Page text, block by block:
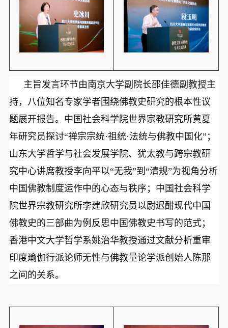
主旨发言环节由南京大学副院长邵佳德副教授主
持，八位知名专家学者围绕佛教史研究的根本性议
题展开报告。中国社会科学院世界宗教研究所黄夏
年研究员探讨“禅宗宗统·祖统·法统与佛教中国化”；
山东大学哲学与社会发展学院、犹太教与跨宗教研
究中心讲席教授李向平以“无我”到“清规”为视角分析
中国佛教制度运作中的心态与秩序；中国社会科学
院世界宗教研究所李建欣研究员以尉迟酣现代中国
佛教史的三部曲为例反思中国佛教史书写的范式；
香港中文大学哲学系姚治华教授通过文献分析重审
印度瑜伽行派论师无性与佛教量论学派创始人陈那
之间的关系。